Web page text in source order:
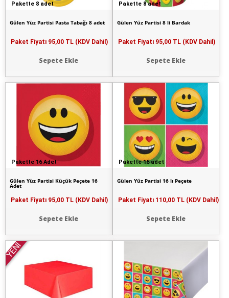
Pakette 8 adet
Gülen Yüz Partisi Pasta Tabağı 8 adet
Paket Fiyatı 95,00 TL (KDV Dahil)
Sepete Ekle
Pakette 8 adet
Gülen Yüz Partisi 8 li Bardak
Paket Fiyatı 95,00 TL (KDV Dahil)
Sepete Ekle
Pakette 16 Adet
Gülen Yüz Partisi Küçük Peçete 16
Adet
Paket Fiyatı 95,00 TL (KDV Dahil)
Sepete Ekle
Pakette 16 adet
Gülen Yüz Partisi 16 lı Peçete
Paket Fiyatı 110,00 TL (KDV Dahil)
Sepete Ekle
YENİ